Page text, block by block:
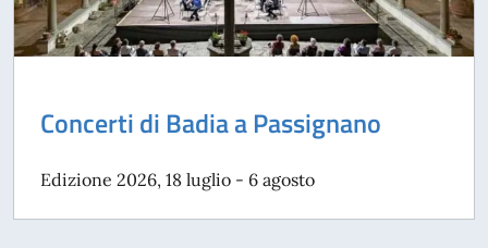
Concerti di Badia a Passignano
Edizione 2026, 18 luglio - 6 agosto